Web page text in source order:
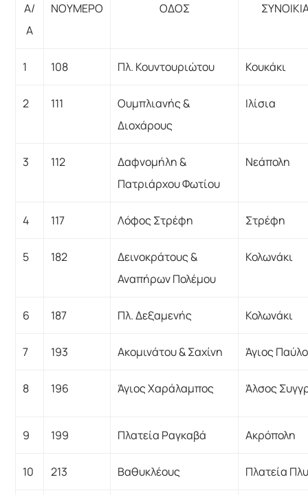
Α/
Α
ΝΟΥΜΕΡΟ ΟΔΟΣ
1 108 Πλ. Κουντουριώτου Κουκάκι
2 111
Ουμπλιανής &
Διοχάρους
Ιλίσια
3 112
Δαφνομήλη &
Πατριάρχου Φωτίου
Νεάπολη
4 117 Λόφος Στρέφη Στρέφη
5 182
Δεινοκράτους &
Αναπήρων Πολέμου
Κολωνάκι
6 187 Πλ. Δεξαμενής Κολωνάκι
7 193 Ακομινάτου & Σαχίνη Άγιος
8 196 Άγιος Χαράλαμπος Άλσος
9 199 Πλατεία Ραγκαβά Ακρόπολη
10 213 Βαθυκλέους Πλατεία